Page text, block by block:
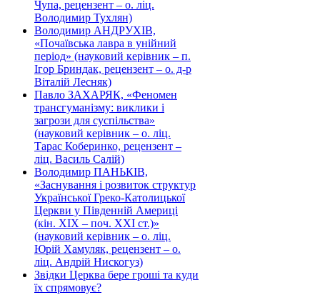
Чупа, рецензент – о. ліц.
Володимир Тухлян)
Володимир АНДРУХІВ,
«Почаївська лавра в унійний
період» (науковий керівник – п.
Ігор Бриндак, рецензент – о. д-р
Віталій Лесняк)
Павло ЗАХАРЯК, «Феномен
трансгуманізму: виклики і
загрози для суспільства»
(науковий керівник – о. ліц.
Тарас Коберинко, рецензент –
ліц. Василь Салій)
Володимир ПАНЬКІВ,
«Заснування і розвиток структур
Української Греко-Католицької
Церкви у Південній Америці
(кін. ХІХ – поч. ХХІ ст.)»
(науковий керівник – о. ліц.
Юрій Хамуляк, рецензент – о.
ліц. Андрій Нискогуз)
Звідки Церква бере гроші та куди
їх спрямовує?